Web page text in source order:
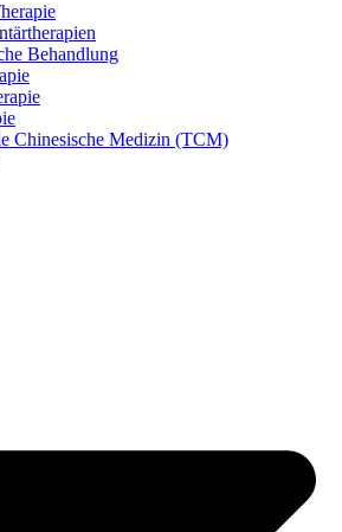
Behandlung
Chinesische Medizin (TCM)